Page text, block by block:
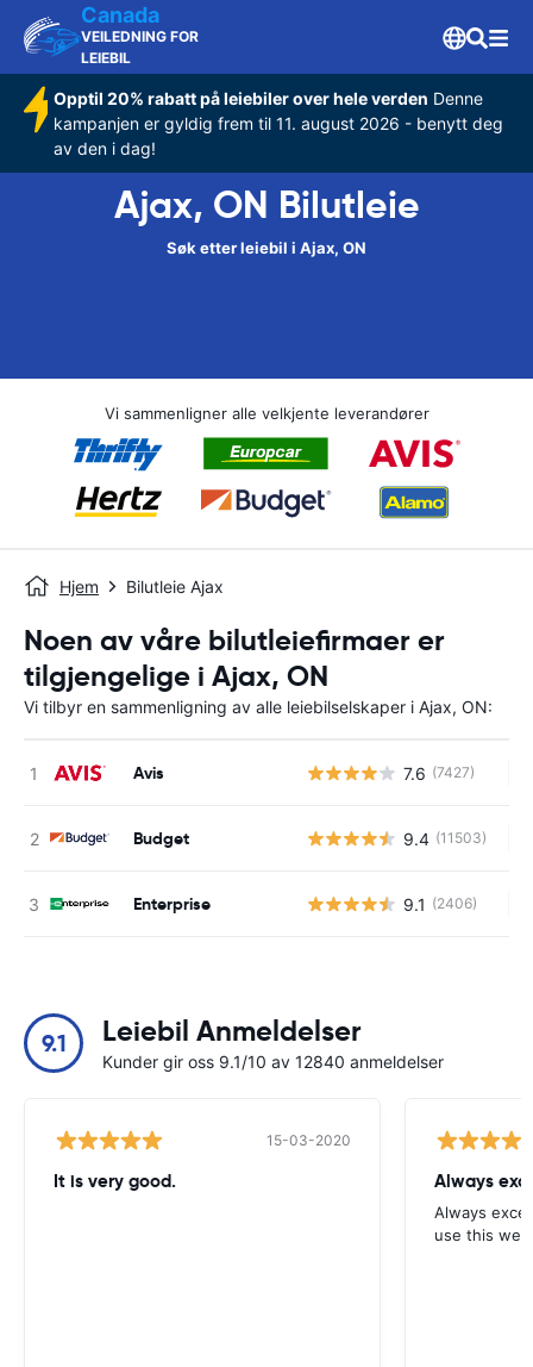
Canada
VEILEDNING FOR
LEIEBIL
Opptil 20% rabatt på leiebiler over hele verden Denne
kampanjen er gyldig frem til 11. august 2026 - benytt deg
av den i dag!
Ajax, ON Bilutleie
Søk etter leiebil i Ajax, ON
Vi sammenligner alle velkjente leverandører
Hjem Bilutleie Ajax
Noen av våre bilutleiefirmaer er
tilgjengelige i Ajax, ON
Vi tilbyr en sammenligning av alle leiebilselskaper i Ajax, ON:
Avis 7.6 (7427)
Budget 9.4 (11503)
Enterprise 9.1 (2406)
9.1 Leiebil Anmeldelser
Kunder gir oss 9.1/10 av 12840 anmeldelser
15-03-2020
It is very good. Always
Always
use this